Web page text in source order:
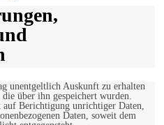
unentgeltlich Auskunft zu erhalten
über ihn gespeichert wurden.
auf Berichtigung unrichtiger Daten,
Daten, soweit dem